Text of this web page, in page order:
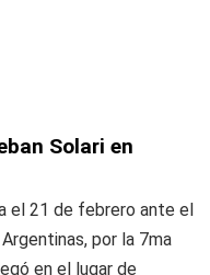
Solari en
el 21 de febrero ante el
por la 7ma
en el lugar de